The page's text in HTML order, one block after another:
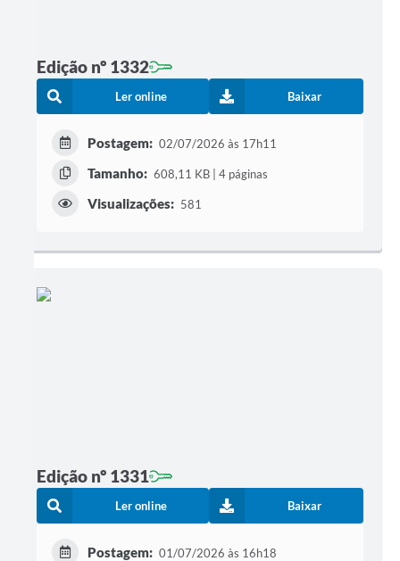
Edição nº 1332
Ler online Baixar
Postagem: 02/07/2026 às 17h11
Tamanho: 608,11 KB | 4 páginas
Visualizações: 581
Edição nº 1331
Ler online Baixar
Postagem: 01/07/2026 às 16h18